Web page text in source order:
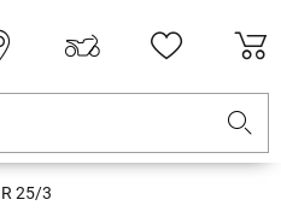
R 25/3